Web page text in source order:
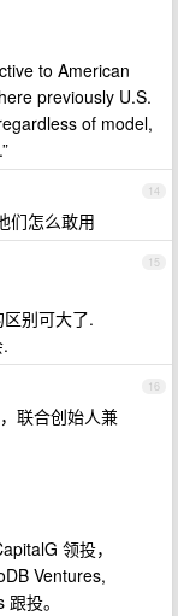
to American
previously U.S.
of model,
14
们怎么敢用
15
别可大了.
16
联合创始人兼
领投，
Ventures,
投。